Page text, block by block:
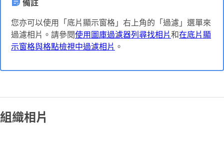
您亦可以使用「底片顯示窗格」右上角的「過濾」選單來
過濾相片。請參閱使用圖庫過濾器列尋找相片和在底片顯
示窗格與格點檢視中過濾相片 。
組織相片